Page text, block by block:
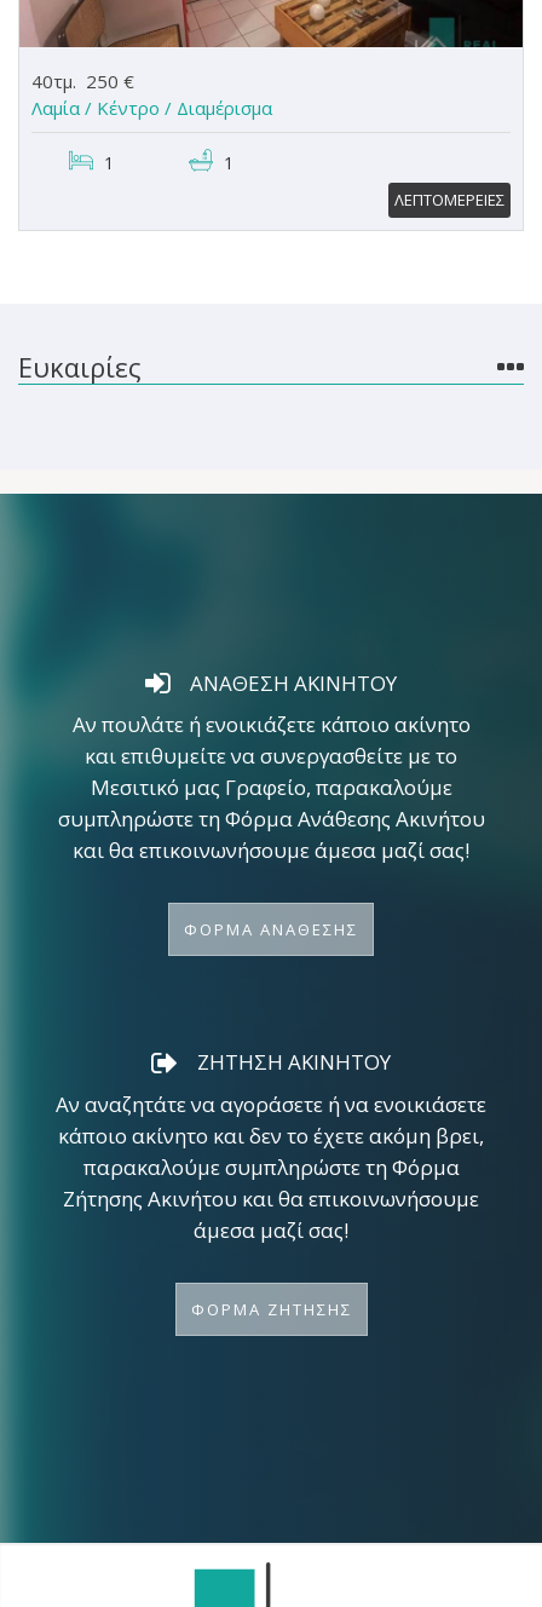
40τμ. 250 €
Λαμία / Κέντρο / Διαμέρισμα
1 1
ΛΕΠΤΟΜΕΡΕΙΕΣ
Ευκαιρίες
ΑΝΑΘΕΣΗ ΑΚΙΝΗΤΟΥ
Αν πουλάτε ή ενοικιάζετε κάποιο ακίνητο
και επιθυμείτε να συνεργασθείτε με το
Μεσιτικό μας Γραφείο, παρακαλούμε
συμπληρώστε τη Φόρμα Ανάθεσης Ακινήτου
και θα επικοινωνήσουμε άμεσα μαζί σας!
ΦΟΡΜΑ ΑΝΑΘΕΣΗΣ
ΖΗΤΗΣΗ ΑΚΙΝΗΤΟΥ
Αν αναζητάτε να αγοράσετε ή να ενοικιάσετε
κάποιο ακίνητο και δεν το έχετε ακόμη βρει,
παρακαλούμε συμπληρώστε τη Φόρμα
Ζήτησης Ακινήτου και θα επικοινωνήσουμε
άμεσα μαζί σας!
ΦΟΡΜΑ ΖΗΤΗΣΗΣ